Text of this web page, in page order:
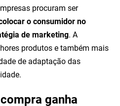
procuram ser
o consumidor no
de marketing. A
produtos e também mais
de adaptação das
ganha